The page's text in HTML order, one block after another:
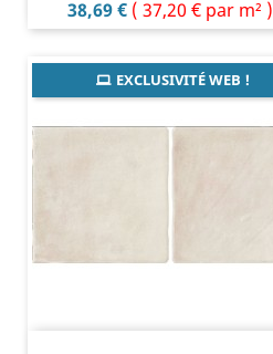
Prix
38,69 € ( 37,20 € par m² )
EXCLUSIVITÉ WEB !